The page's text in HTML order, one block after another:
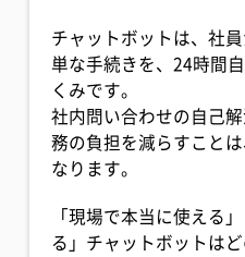
チャットボットは、社
単な手続きを、24時間
くみです。
社内問い合わせの自己
務の負担を減らすこと
なります。
「現場で本当に使える
る」チャットボットは